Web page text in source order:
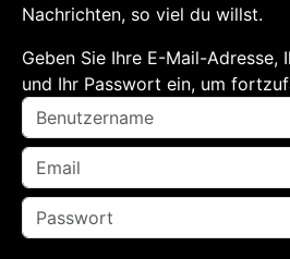
Nachrichten, so viel du willst.
Geben Sie Ihre E-Mail-Adresse,
und Ihr Passwort ein, um